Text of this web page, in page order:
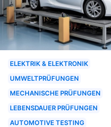
ELEKTRIK & ELEKTRONIK
UMWELTPRÜFUNGEN
MECHANISCHE PRÜFUNGEN
LEBENSDAUER PRÜFUNGEN
AUTOMOTIVE TESTING